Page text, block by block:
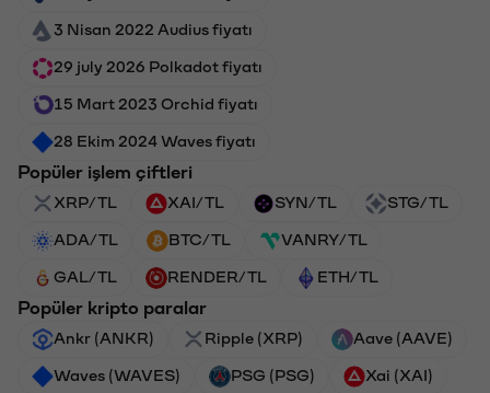
3 Nisan 2022 Audius fiyatı
29 july 2026 Polkadot fiyatı
15 Mart 2023 Orchid fiyatı
28 Ekim 2024 Waves fiyatı
Popüler işlem çiftleri
XRP/TL XAI/TL SYN/TL STG/TL
ADA/TL BTC/TL VANRY/TL
GAL/TL RENDER/TL ETH/TL
Popüler kripto paralar
Ankr (ANKR) Ripple (XRP) Aave (AAVE)
Waves (WAVES) PSG (PSG) Xai (XAI)